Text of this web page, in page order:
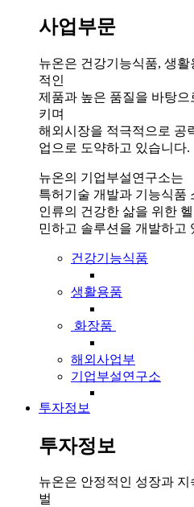
사업부문
뉴온은 건강기능식품, 생
적인
제품과 높은 품질을 바탕으
키며
해외시장을 적극적으로 공
업으로 도약하고 있습니다.
뉴온의 기업부설연구소는
특허기술 개발과 기능식품
인류의 건강한 삶을 위한
민하고 솔루션을 개발하고
건강기능식품
생활용품
화장품
해외사업부
기업부설연구소
투자정보
투자정보
뉴온은 안정적인 성장과
벌